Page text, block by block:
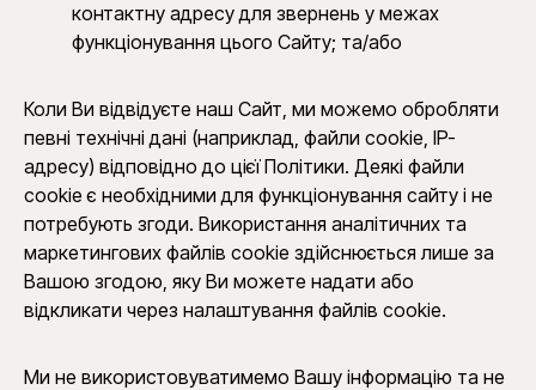
контактну адресу для звернень у межах
функціонування цього Сайту; та/або
Коли Ви відвідуєте наш Сайт, ми можемо обробляти
певні технічні дані (наприклад, файли cookie, IP-
адресу) відповідно до цієї Політики. Деякі файли
cookie є необхідними для функціонування сайту і не
потребують згоди. Використання аналітичних та
маркетингових файлів cookie здійснюється лише за
Вашою згодою, яку Ви можете надати або
відкликати через налаштування файлів cookie.
Ми не використовуватимемо Вашу інформацію та не